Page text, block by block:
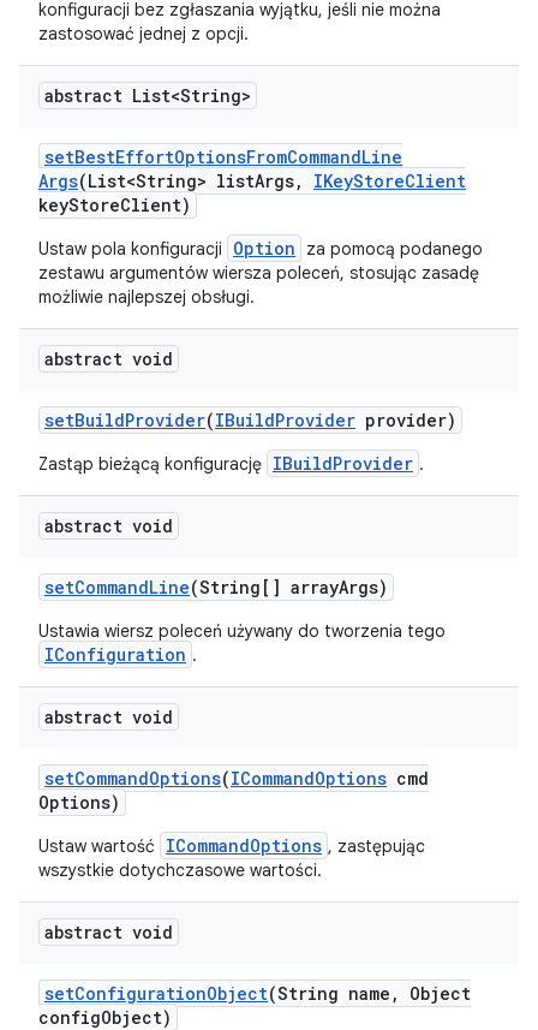
konfiguracji bez zgłaszania wyjątku, jeśli nie można
zastosować jednej z opcji.
abstract List<String>
setBestEffortOptionsFromCommandLine
Args(List<String> listArgs, IKeyStoreClient
keyStoreClient)
Ustaw pola konfiguracji Option
za pomocą podanego
zestawu argumentów wiersza poleceń, stosując zasadę
możliwie najlepszej obsługi.
abstract void
setBuildProvider(IBuildProvider provider)
Zastąp bieżącą konfigurację IBuildProvider .
abstract void
setCommandLine(String[] arrayArgs)
Ustawia wiersz poleceń używany do tworzenia tego
IConfiguration .
abstract void
setCommandOptions(ICommandOptions cmd
Options)
Ustaw wartość ICommandOptions , zastępując
wszystkie dotychczasowe wartości.
abstract void
setConfigurationObject(String name ,
Object
configObject)